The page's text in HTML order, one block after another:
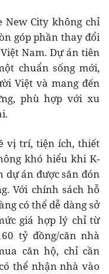
New City không chỉ
góp phần thay đổi
Nam. Dự án tiên
chuẩn sống mới,
Việt và mang đến
phù hợp với xu
vị trí, tiện ích, thiết
khó hiểu khi K-
dự án được săn đón
Với chính sách hỗ
có thể dễ dàng sở
giá hợp lý chỉ từ
tỷ đồng/căn nhà
căn hộ, chỉ cần
thể nhận nhà vào